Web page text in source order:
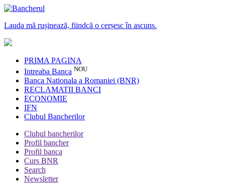
Lauda mă rușinează, fiindcă o cerșesc în ascuns.
PRIMA PAGINA
Intreaba Banca NOU
Banca Nationala a Romaniei (BNR)
RECLAMATII BANCI
ECONOMIE
IFN
Clubul Bancherilor
Clubul bancherilor
Profil bancher
Profil banca
Curs BNR
Search
Newsletter